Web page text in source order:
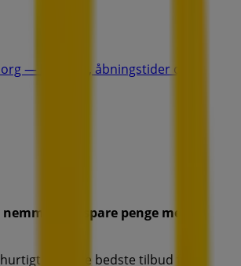
— Butikker, åbningstider og
at spare penge med
finde de bedste tilbud fra